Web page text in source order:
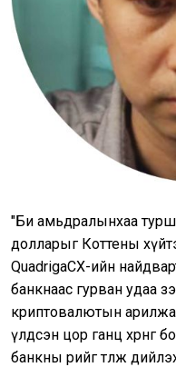
"Би амьдралынхаа
долларыг Коттены
QuadrigaCX-ийн
банкнаас гурван удаа
криптовалютын
үлдсэн цор ганц
банкны өрийг төлж